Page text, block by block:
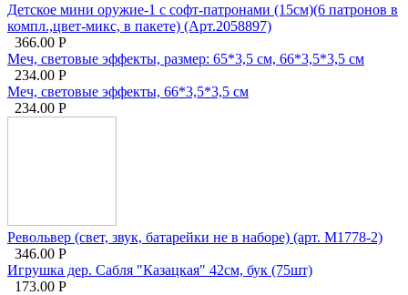
Детское мини оружие-1 с софт-патронами (15см)(6 патронов в
компл.,цвет-микс, в пакете) (Арт.2058897)
366.00 Р
Меч, световые эффекты, размер: 65*3,5 см, 66*3,5*3,5 см
234.00 Р
Меч, световые эффекты, 66*3,5*3,5 см
234.00 Р
Револьвер (свет, звук, батарейки не в наборе) (арт. M1778-2)
346.00 Р
Игрушка дер. Сабля "Казацкая" 42см, бук (75шт)
173.00 Р